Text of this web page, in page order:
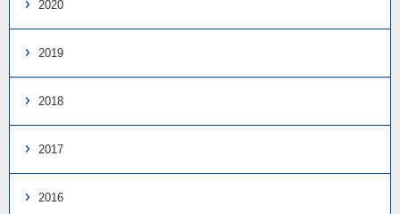
2020
2019
2018
2017
2016